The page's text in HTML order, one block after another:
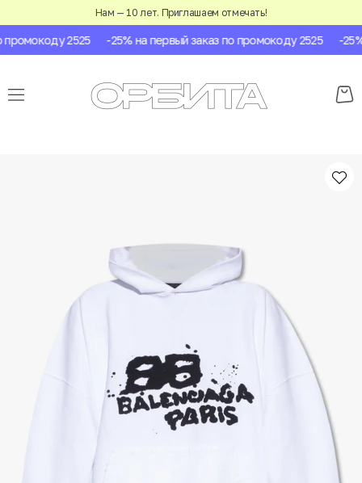
Нам — 10 лет. Приглашаем отмечать!
2525 -25% на первый заказ по промокоду 2525 -25%